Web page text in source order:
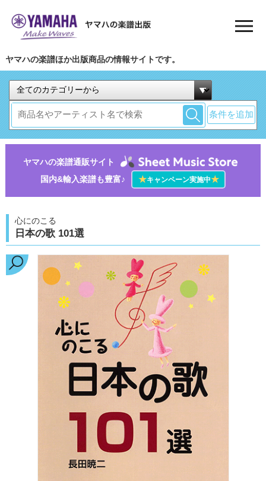
ヤマハの楽譜ほか出版商品の情報サイトです。
条件を追加
ヤマハの楽譜通販サイト
国内&輸入楽譜も豊富♪
★キャンペーン実施中★
心にのこる
日本の歌 101選